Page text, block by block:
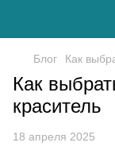
Блог Как
Как
краситель
18 апреля 2025